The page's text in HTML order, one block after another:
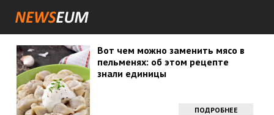
Вот чем можно заменить мясо в
пельменях: об этом рецепте
знали единицы
ПОДРОБНЕЕ